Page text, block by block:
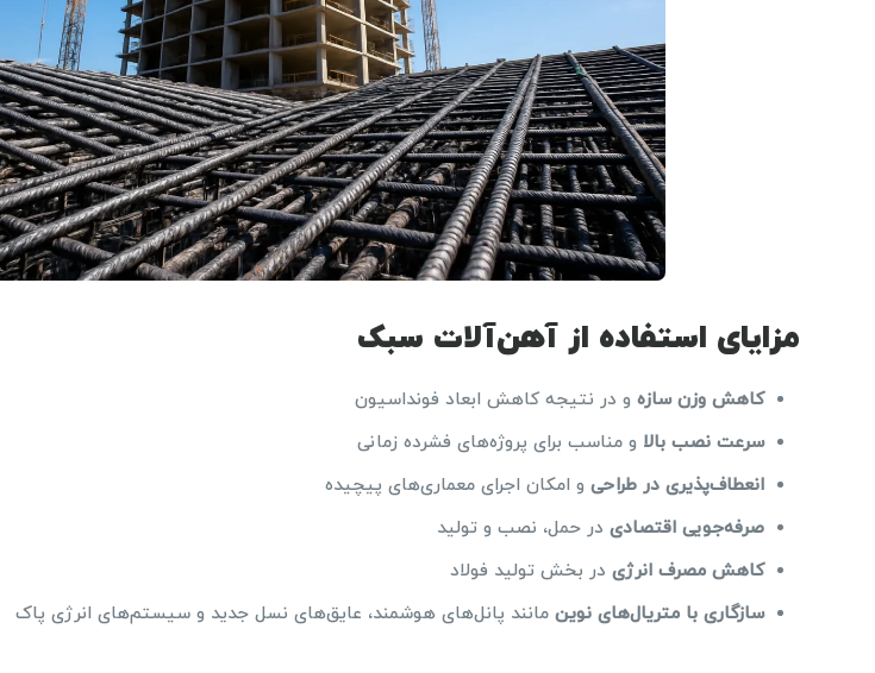
مزایای استفاده از آهن‌آلات سبک
کاهش وزن سازهو در نتیجه کاهش ابعاد فونداسیون
سرعت نصب بالا و مناسب برای پروژه‌های فشرده زمانی
انعطاف‌پذیری در طراحیو امکان اجرای معماری‌های پیچیده
صرفه‌جویی اقتصادیدر حمل، نصب و تولید
کاهش مصرف انرژیدر بخش تولید فولاد
سازگاری با متریال‌های نوینمانند پانل‌های هوشمند، عایق‌های نسل جدید و سیستم‌های انرژی پاک